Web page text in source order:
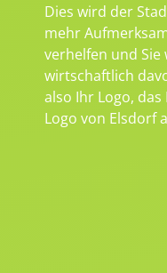
Dies wird der
mehr
verhelfen und Sie
wirtschaftlich
also Ihr Logo,
Logo von Elsdorf